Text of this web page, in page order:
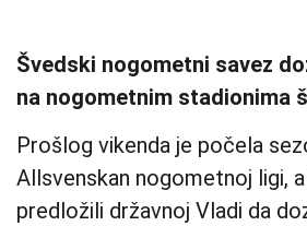
Švedski nogometni savez
na nogometnim stadionima
Prošlog vikenda je počela
Allsvenskan nogometnoj ligi,
predložili državnoj Vladi da